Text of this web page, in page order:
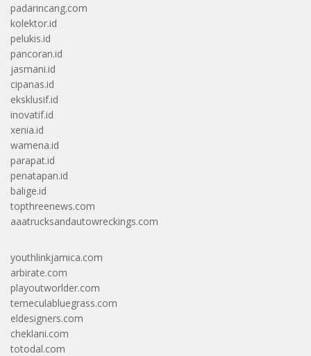
padarincang.com
kolektor.id
pelukis.id
pancoran.id
jasmani.id
cipanas.id
eksklusif.id
inovatif.id
xenia.id
wamena.id
parapat.id
penatapan.id
balige.id
topthreenews.com
aaatrucksandautowreckings.com
youthlinkjamica.com
arbirate.com
playoutworlder.com
temeculabluegrass.com
eldesigners.com
cheklani.com
totodal.com